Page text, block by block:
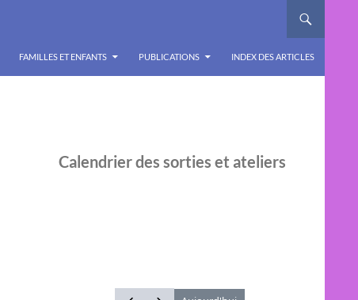
FAMILLES ET ENFANTS PUBLICATIONS INDEX DES ARTICLES
Calendrier des sorties et ateliers